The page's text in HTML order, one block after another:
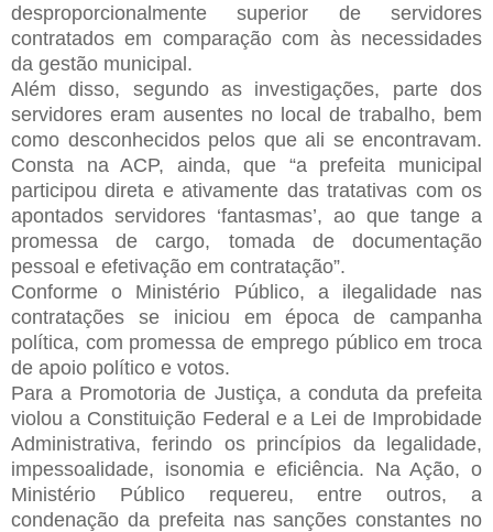
desproporcionalmente superior de servidores
contratados em comparação com às necessidades
da gestão municipal.
Além disso, segundo as investigações, parte dos
servidores eram ausentes no local de trabalho, bem
como desconhecidos pelos que ali se encontravam.
Consta na ACP, ainda, que “a prefeita municipal
participou direta e ativamente das tratativas com os
apontados servidores ‘fantasmas’, ao que tange a
promessa de cargo, tomada de documentação
pessoal e efetivação em contratação”.
Conforme o Ministério Público, a ilegalidade nas
contratações se iniciou em época de campanha
política, com promessa de emprego público em troca
de apoio político e votos.
Para a Promotoria de Justiça, a conduta da prefeita
violou a Constituição Federal e a Lei de Improbidade
Administrativa, ferindo os princípios da legalidade,
impessoalidade, isonomia e eficiência. Na Ação, o
Ministério Público requereu, entre outros, a
condenação da prefeita nas sanções constantes no